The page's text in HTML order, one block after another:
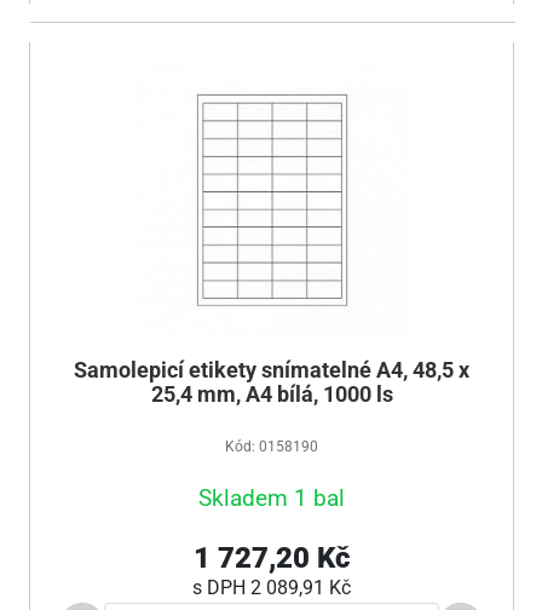
Samolepicí etikety snímatelné A4, 48,5 x
25,4 mm, A4 bílá, 1000 ls
Kód: 0158190
Skladem 1 bal
1 727,20 Kč
s DPH 2 089,91 Kč